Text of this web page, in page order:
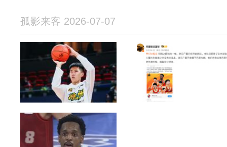
孤影来客 2026-07-07